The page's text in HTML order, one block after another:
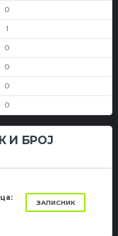
0
1
0
0
0
0
И БРОЈ
ЗАПИСНИК